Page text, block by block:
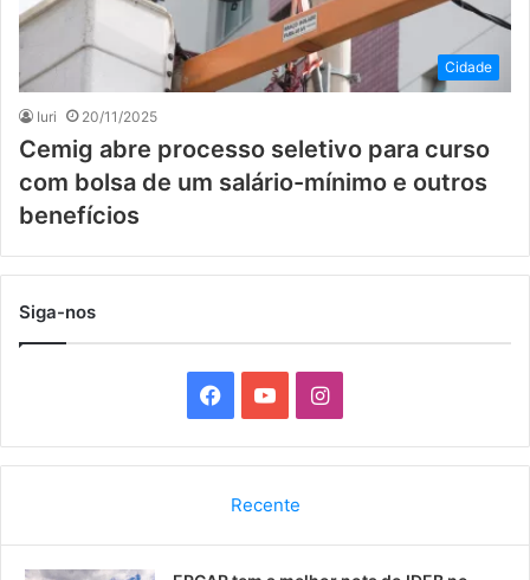
Cidade
Iuri 20/11/2025
Cemig abre processo seletivo para curso
com bolsa de um salário-mínimo e outros
benefícios
Siga-nos
a
o
I
n
Recente